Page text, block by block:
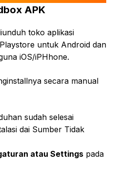
APK
toko aplikasi
untuk Android dan
iOS/iPHhone.
secara manual
sudah selesai
dai Sumber Tidak
atau Settings pada